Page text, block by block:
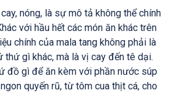
nóng, là sự mô tả không thể chính
với hầu hết các món ăn khác trên
chính của mala tang không phải là
thứ gì khác, mà là vị cay đến tê dại.
đồ gì để ăn kèm với phần nước súp
quyến rũ, từ tôm cua thịt cá, cho